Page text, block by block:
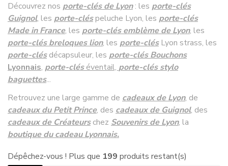
Découvrez nos porte-clés de Lyon: les porte-clés
Guignol, les porte-cléspeluche Lyon, les porte-clés
Made in France, les porte-clés emblème de Lyon, les
porte-clés breloques lion, les porte-clésLyon strass, les
porte-clésdécapsuleur, les porte-clés Bouchons
Lyonnais, porte-cléséventail, porte-clés stylo
baguettes...
Retrouvez une large gamme de cadeaux de Lyon, de
cadeaux du Petit Prince, des cadeaux de Guignol, des
cadeaux de Créateurschez Souvenirs de Lyon, la
boutique du cadeau Lyonnais.
Dépêchez-vous ! Plus que 199 produits restant(s)